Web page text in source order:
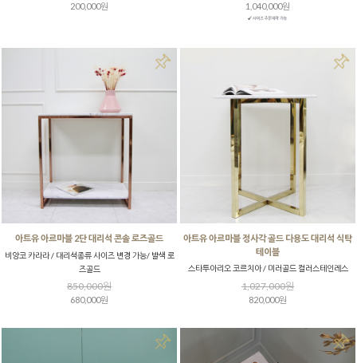
200,000원 1,040,000원
아트유 아르마블 2단 대리석 콘솔 로즈골드
비앙코 카라라 / 대리석종류 사이즈 변경 가능/ 발색 로
즈골드
850,000원
680,000원
아트유 아르마블 정사각 골드 다용도 대리석 식탁
테이블
스타투아리오 코르치아 / 미러골드 컬러스테인레스
1,027,000원
820,000원